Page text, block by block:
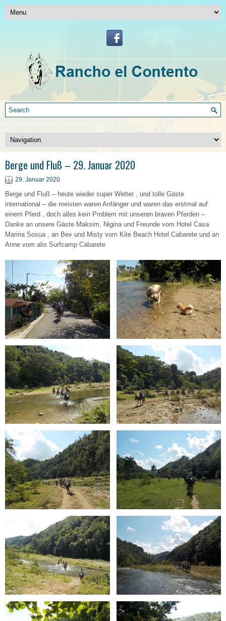
Berge und Fluß – 29. Januar 2020
29. Januar 2020
Berge und Fluß – heute wieder super Wetter , und tolle Gäste
international – die meisten waren Anfänger und waren das erstmal auf
einem Pferd , doch alles kein Problem mit unseren braven Pferden –
Danke an unsere Gäste Maksim, Nigina und Freunde vom Hotel Casa
Marina Sosua , an Bev und Misty vom Kite Beach Hotel Cabarete und an
Anne vom alis Surfcamp Cabarete